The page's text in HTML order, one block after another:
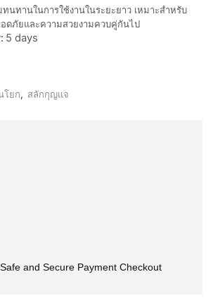
นทานในการใช้งานในระยะยาว เหมาะสำหรับ
ดภัยและความสวยงามควบคู่กันไป
5 days
โยก, สลักกุญแจ
and Secure Payment Checkout